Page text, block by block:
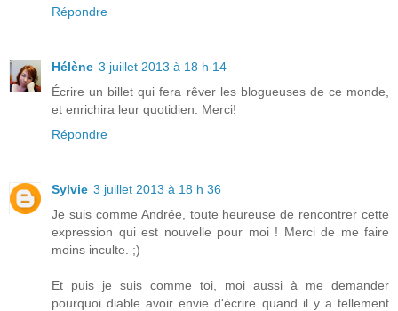
Répondre
Hélène 3 juillet 2013 à 18 h 14
Écrire un billet qui fera rêver les blogueuses de ce monde,
et enrichira leur quotidien. Merci!
Répondre
Sylvie 3 juillet 2013 à 18 h 36
Je suis comme Andrée, toute heureuse de rencontrer cette
expression qui est nouvelle pour moi ! Merci de me faire
moins inculte. ;)
Et puis je suis comme toi, moi aussi à me demander
pourquoi diable avoir envie d'écrire quand il y a tellement